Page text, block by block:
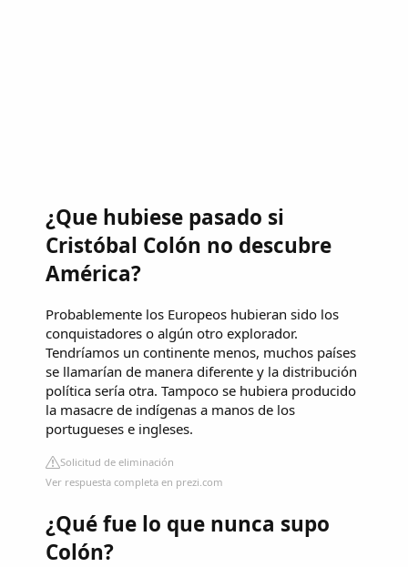
¿Que hubiese pasado si
Cristóbal Colón no descubre
América?
Probablemente los Europeos hubieran sido los
conquistadores o algún otro explorador.
Tendríamos un continente menos, muchos países
se llamarían de manera diferente y la distribución
política sería otra. Tampoco se hubiera producido
la masacre de indígenas a manos de los
portugueses e ingleses.
Solicitud de eliminación
Ver respuesta completa en prezi.com
¿Qué fue lo que nunca supo
Colón?